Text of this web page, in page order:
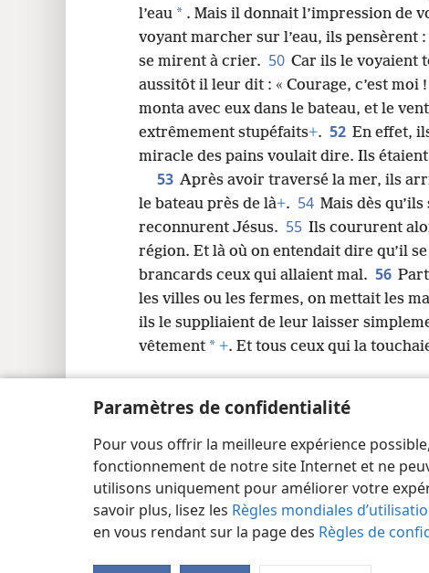
Paramètres de confidentialité
Pour vous offrir la meilleure expérience
fonctionnement de notre site Internet et ne
utilisons uniquement pour améliorer votre
savoir plus, lisez les Règles mondiales
en vous rendant sur la page des Règles de
l’eau * . Mais il donnait l’impression de
voyant marcher sur l’eau, ils pensèrent :
se mirent à crier. 50 Car ils le voyaient
aussitôt il leur dit : « Courage, c’est moi !
monta avec eux dans le bateau, et le
extrêmement stupéfaits+. 52 En effet,
miracle des pains voulait dire. Ils
53 Après avoir traversé la mer, ils
le bateau près de là+. 54 Mais dès
reconnurent Jésus. 55 Ils coururent
région. Et là où on entendait dire qu’il
brancards ceux qui allaient mal. 56
les villes ou les fermes, on mettait les
ils le suppliaient de leur laisser
vêtement * +. Et tous ceux qui la
Copyright© 2026 Watch Tower Bible and Tract Society of